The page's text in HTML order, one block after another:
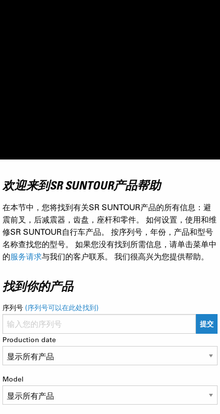
欢迎来到SR SUNTOUR产品帮助
在本节中，您将找到有关SR SUNTOUR产品的所有信息：避
震前叉，后减震器，齿盘，座杆和零件。 如何设置，使用和维
修SR SUNTOUR自行车产品。 按序列号，年份，产品和型号
名称查找您的型号。 如果您没有找到所需信息，请单击菜单中
的服务请求与我们的客户联系。 我们很高兴为您提供帮助。
找到你的产品
序列号 (序列号可以在此处找到)
提交
Production date
Model